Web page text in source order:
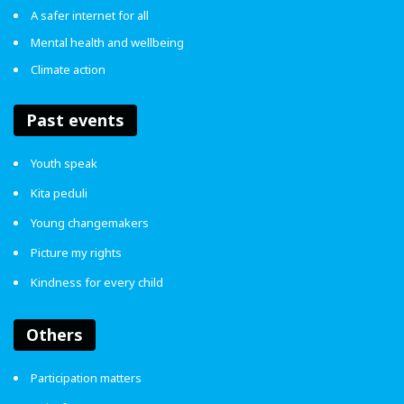
A safer internet for all
Mental health and wellbeing
Climate action
Past events
Youth speak
Kita peduli
Young changemakers
Picture my rights
Kindness for every child
Others
Participation matters